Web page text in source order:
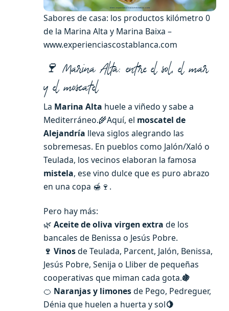
Sabores de casa: los productos kilómetro 0
de la Marina Alta y Marina Baixa –
www.experienciascostablanca.com
🍷 Marina Alta: entre el sol, el mar
y el moscatel
La Marina Alta huele a viñedo y sabe a
Mediterráneo.🌾Aquí, el moscatel de
Alejandría lleva siglos alegrando las
sobremesas. En pueblos como Jalón/Xaló o
Teulada, los vecinos elaboran la famosa
mistela, ese vino dulce que es puro abrazo
en una copa 🍯🍷.
Pero hay más:
🌿 Aceite de oliva virgen extra de los
bancales de Benissa o Jesús Pobre.
🍷 Vinosde Teulada, Parcent, Jalón, Benissa,
Jesús Pobre, Senija o Lliber de pequeñas
cooperativas que miman cada gota.🍇
🍊 Naranjas y limonesde Pego, Pedreguer,
Dénia que huelen a huerta y sol🍋